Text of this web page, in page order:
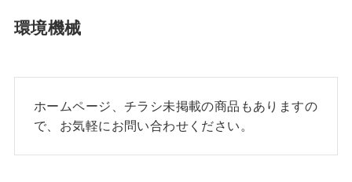
環境機械
ホームページ、チラシ未掲載の商品もありますの
で、お気軽にお問い合わせください。